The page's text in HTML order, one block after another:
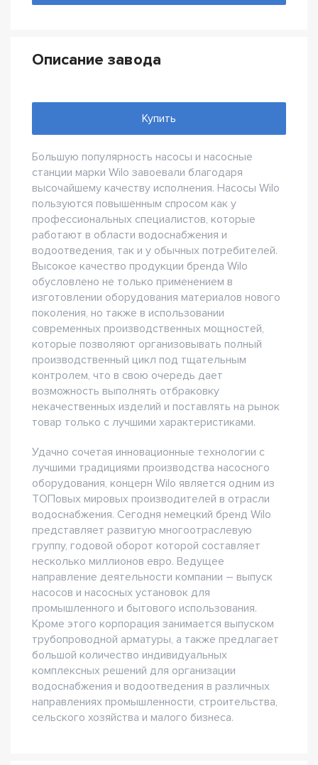
Описание завода
Купить
Большую популярность насосы и насосные
станции марки Wilo завоевали благодаря
высочайшему качеству исполнения. Насосы Wilo
пользуются повышенным спросом как у
профессиональных специалистов, которые
работают в области водоснабжения и
водоотведения, так и у обычных потребителей.
Высокое качество продукции бренда Wilo
обусловлено не только применением в
изготовлении оборудования материалов нового
поколения, но также в использовании
современных производственных мощностей,
которые позволяют организовывать полный
производственный цикл под тщательным
контролем, что в свою очередь дает
возможность выполнять отбраковку
некачественных изделий и поставлять на рынок
товар только с лучшими характеристиками.
Удачно сочетая инновационные технологии с
лучшими традициями производства насосного
оборудования, концерн Wilo является одним из
ТОПовых мировых производителей в отрасли
водоснабжения. Сегодня немецкий бренд Wilo
представляет развитую многоотраслевую
группу, годовой оборот которой составляет
несколько миллионов евро. Ведущее
направление деятельности компании – выпуск
насосов и насосных установок для
промышленного и бытового использования.
Кроме этого корпорация занимается выпуском
трубопроводной арматуры, а также предлагает
большой количество индивидуальных
комплексных решений для организации
водоснабжения и водоотведения в различных
направлениях промышленности, строительства,
сельского хозяйства и малого бизнеса.